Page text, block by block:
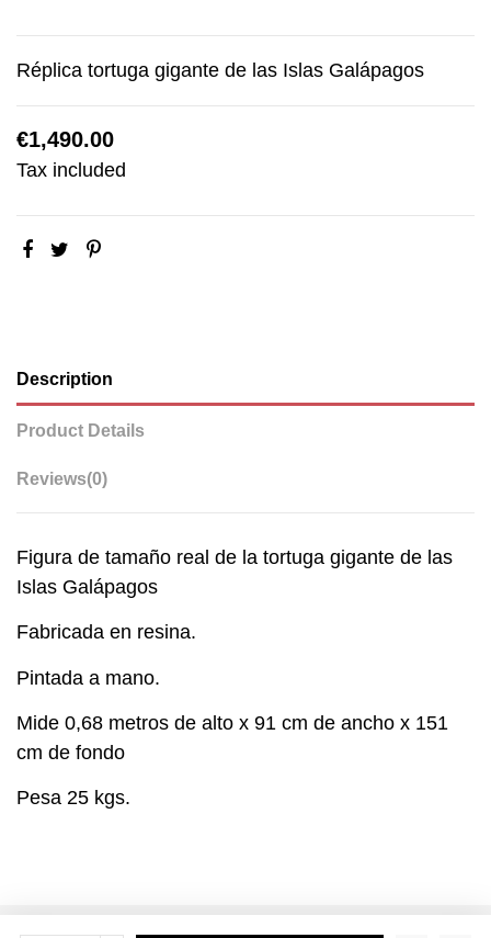
Réplica tortuga gigante de las Islas Galápagos
€1,490.00
Tax included
Description
Product Details
Reviews(0)
Figura de tamaño real de la tortuga gigante de las
Islas Galápagos
Fabricada en resina.
Pintada a mano.
Mide 0,68 metros de alto x 91 cm de ancho x 151
cm de fondo
Pesa 25 kgs.